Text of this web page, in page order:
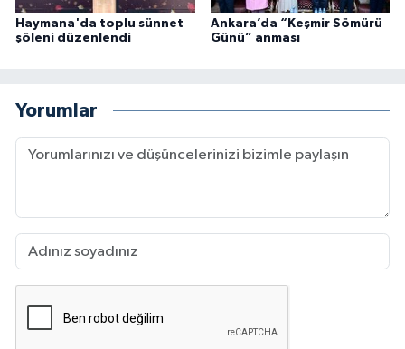
Haymana'da toplu sünnet
şöleni düzenlendi
Ankara’da “Keşmir Sömürü
Günü” anması
Yorumlar